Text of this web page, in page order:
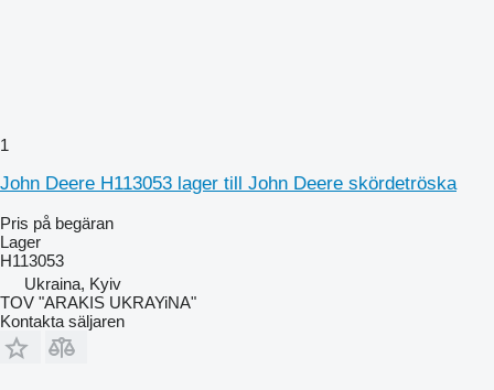
1
John Deere H113053 lager till John Deere skördetröska
Pris på begäran
Lager
H113053
Ukraina, Kyiv
TOV "ARAKIS UKRAYiNA"
Kontakta säljaren